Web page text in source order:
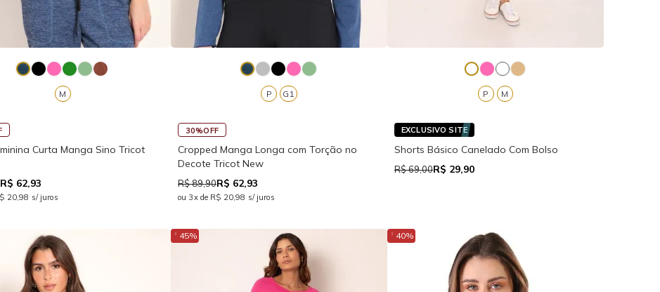
M
Curta Manga Sino Tricot
R$ 62,93
20,98 s/ juros
G1
P
30%OFF
Cropped Manga Longa com Torção no
Decote Tricot New
R$ 89,90R$ 62,93
ou 3x de R$ 20,98 s/ juros
P M
EXCLUSIVO SITE
Shorts Básico Canelado Com Bolso
R$ 69,00R$ 29,90
↓ 45% ↓ 40%